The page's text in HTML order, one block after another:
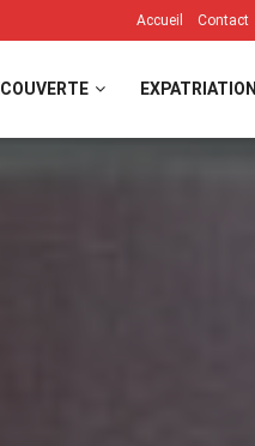
Accueil Contact
EXPATRIATION